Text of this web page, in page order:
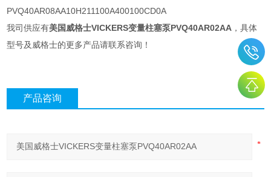
PVQ40AR08AA10H211100A400100CD0A
我司供应有美国威格士VICKERS变量柱塞泵PVQ40AR02AA ，具体
型号及威格士的更多产品请联系咨询！
产品咨询